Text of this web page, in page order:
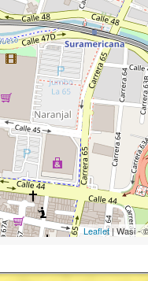
Leaflet| Wasi -